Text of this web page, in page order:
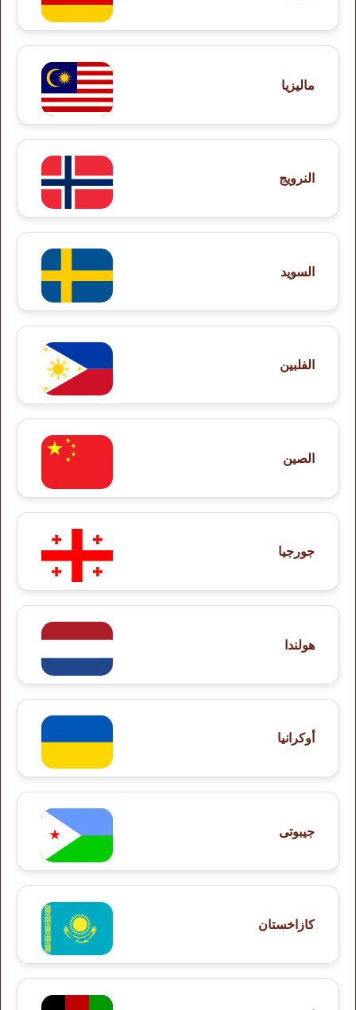
ماليزيا
النرويج
السويد
الفلبين
الصين
جورجيا
هولندا
أوكرانيا
جيبوتى
كازاخستان